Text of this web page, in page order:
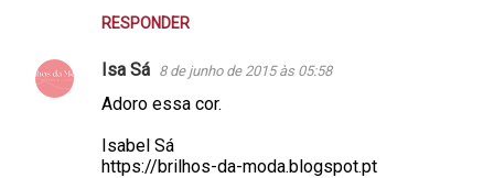
RESPONDER
Isa Sá 8 de junho de 2015 às 05:58
Adoro essa cor.
Isabel Sá
https://brilhos-da-moda.blogspot.pt